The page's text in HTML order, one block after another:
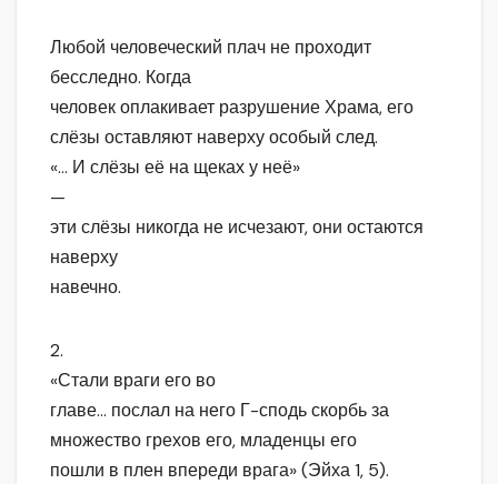
Любой человеческий плач не проходит
бесследно. Когда
человек оплакивает разрушение Храма, его
слёзы оставляют наверху особый след.
«… И слёзы её на щеках у неё»
—
эти слёзы никогда не исчезают, они остаются
наверху
навечно.
2.
«Стали враги его во
главе… послал на него Г-сподь скорбь за
множество грехов его, младенцы его
пошли в плен впереди врага» (Эйха 1, 5).